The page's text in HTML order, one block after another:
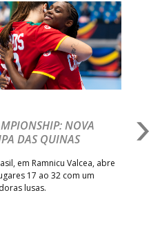
NOVA
DAS QUINAS
em Ramnicu Valcea, abre
17 ao 32 com um
lusas.